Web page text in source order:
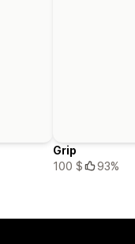
Grip
100 $
93%